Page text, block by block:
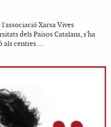
Xarxa Vives
dels Països Catalans, s'ha
als centres....